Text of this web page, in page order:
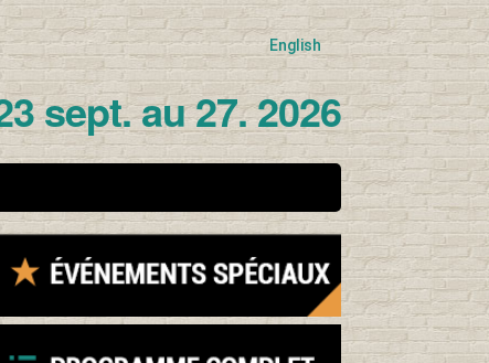
English
sept. au 27. 2026